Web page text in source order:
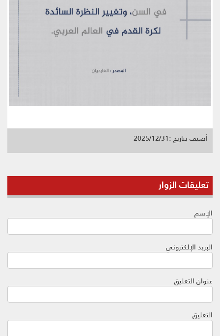
أضيف بتاريخ :2025/12/31
تعليقات الزوار
الإسم
البريد الإلكتروني
عنوان التعليق
التعليق